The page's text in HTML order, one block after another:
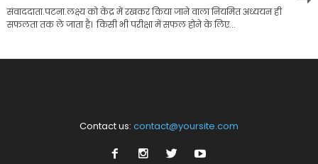
संवाददाता.पटना.लक्ष्य को केंद्र में रखकर किया जाने वाला नियमित अध्ययन ही
सफलता तक ले जाता है। किसी भी परीक्षा में सफल होने के लिए...
Contact us: contact@yoursite.com